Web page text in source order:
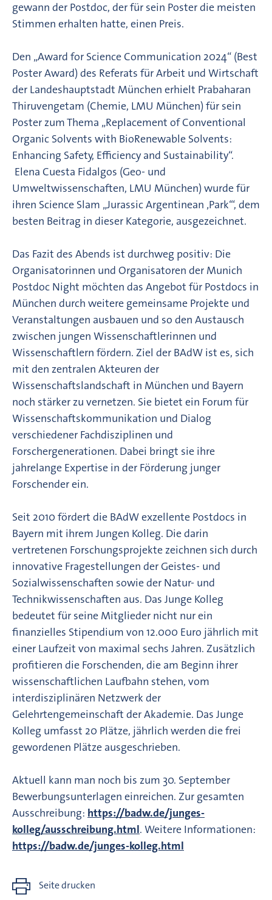
gewann der Postdoc, der für sein Poster die meisten
Stimmen erhalten hatte, einen Preis.
Den „Award for Science Communication 2024“ (Best
Poster Award) des Referats für Arbeit und Wirtschaft
der Landeshauptstadt München erhielt Prabaharan
Thiruvengetam (Chemie, LMU München) für sein
Poster zum Thema „Replacement of Conventional
Organic Solvents with BioRenewable Solvents:
Enhancing Safety, Efficiency and Sustainability“.
Elena Cuesta Fidalgos (Geo- und
Umweltwissenschaften, LMU München) wurde für
ihren Science Slam „Jurassic Argentinean ‚Park‘“, dem
besten Beitrag in dieser Kategorie, ausgezeichnet.
Das Fazit des Abends ist durchweg positiv: Die
Organisatorinnen und Organisatoren der Munich
Postdoc Night möchten das Angebot für Postdocs in
München durch weitere gemeinsame Projekte und
Veranstaltungen ausbauen und so den Austausch
zwischen jungen Wissenschaftlerinnen und
Wissenschaftlern fördern. Ziel der BAdW ist es, sich
mit den zentralen Akteuren der
Wissenschaftslandschaft in München und Bayern
noch stärker zu vernetzen. Sie bietet ein Forum für
Wissenschaftskommunikation und Dialog
verschiedener Fachdisziplinen und
Forschergenerationen. Dabei bringt sie ihre
jahrelange Expertise in der Förderung junger
Forschender ein.
Seit 2010 fördert die BAdW exzellente Postdocs in
Bayern mit ihrem Jungen Kolleg. Die darin
vertretenen Forschungsprojekte zeichnen sich durch
innovative Fragestellungen der Geistes- und
Sozialwissenschaften sowie der Natur- und
Technikwissenschaften aus. Das Junge Kolleg
bedeutet für seine Mitglieder nicht nur ein
finanzielles Stipendium von 12.000 Euro jährlich mit
einer Laufzeit von maximal sechs Jahren. Zusätzlich
profitieren die Forschenden, die am Beginn ihrer
wissenschaftlichen Laufbahn stehen, vom
interdisziplinären Netzwerk der
Gelehrtengemeinschaft der Akademie. Das Junge
Kolleg umfasst 20 Plätze, jährlich werden die frei
gewordenen Plätze ausgeschrieben.
Aktuell kann man noch bis zum 30. September
Bewerbungsunterlagen einreichen. Zur gesamten
Ausschreibung: https://badw.de/junges-
kolleg/ausschreibung.html. Weitere Informationen:
https://badw.de/junges-kolleg.html
Seite drucken